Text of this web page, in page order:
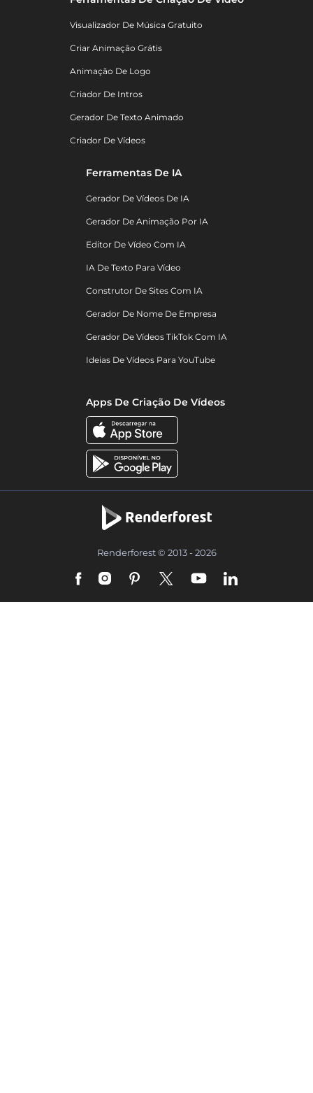
Visualizador De Música Gratuito
Criar Animação Grátis
Animação De Logo
Criador De Intros
Gerador De Texto Animado
Criador De Vídeos
Ferramentas De IA
Gerador De Vídeos De IA
Gerador De Animação Por IA
Editor De Vídeo Com IA
IA De Texto Para Vídeo
Construtor De Sites Com IA
Gerador De Nome De Empresa
Gerador De Vídeos TikTok Com IA
Ideias De Vídeos Para YouTube
Apps De Criação De Vídeos
Renderforest © 2013 - 2026